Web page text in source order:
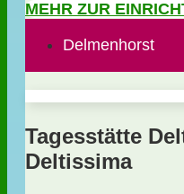
MEHR ZUR
Delmenhorst
Tagesstätte
Deltissima